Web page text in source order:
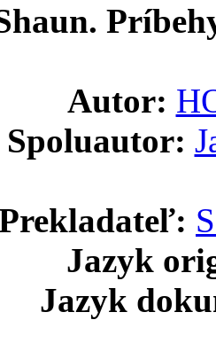
Autor:
Spoluautor:
Jazyk
Jazyk